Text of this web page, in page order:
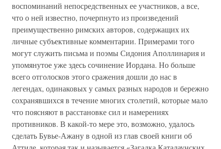
воспоминаний непосредственных ее участников, а все,
что о ней известно, почерпнуто из произведений
преимущественно римских авторов, содержащих их
личные субъективные комментарии. Примерами того
могут служить письма и поэмы Сидония Аполлинария и
упомянутое уже здесь сочинение Иордана. Но больше
всего отголосков этого сражения дошли до нас в
легендах, одинаковых у самых разных народов и бережно
сохранявшихся в течение многих столетий, которые мало
что поясняют в расстановке сил и намерениях
противников. В какой-то мере это, возможно, удалось
сделать Бувье-Ажану в одной из глав своей книги об